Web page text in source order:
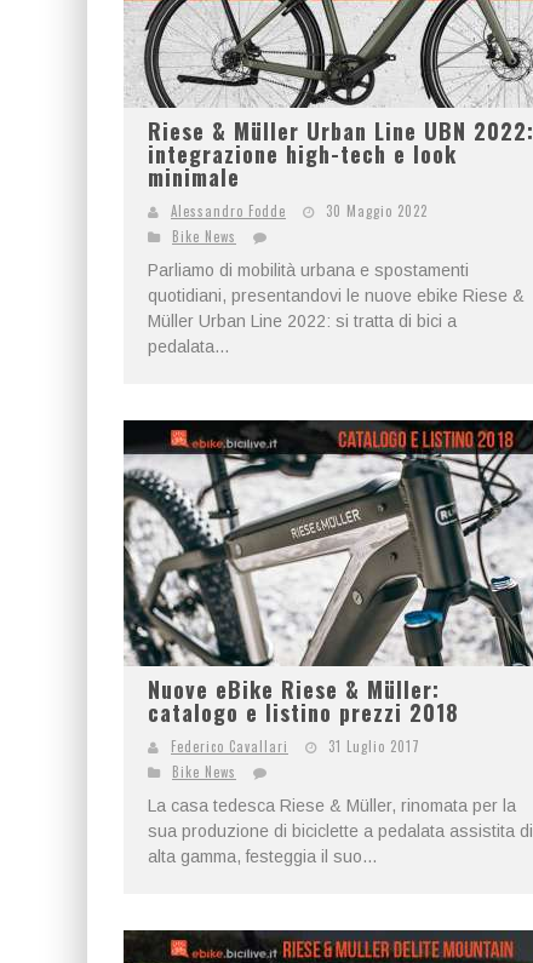
Riese & Müller Urban Line UBN 2022:
integrazione high-tech e look
minimale
Alessandro Fodde
30 Maggio 2022
Bike News
Parliamo di mobilità urbana e spostamenti
quotidiani, presentandovi le nuove ebike Riese &
Müller Urban Line 2022: si tratta di bici a
pedalata...
Nuove eBike Riese & Müller:
catalogo e listino prezzi 2018
Federico Cavallari
31 Luglio 2017
Bike News
La casa tedesca Riese & Müller, rinomata per la
sua produzione di biciclette a pedalata assistita di
alta gamma, festeggia il suo...